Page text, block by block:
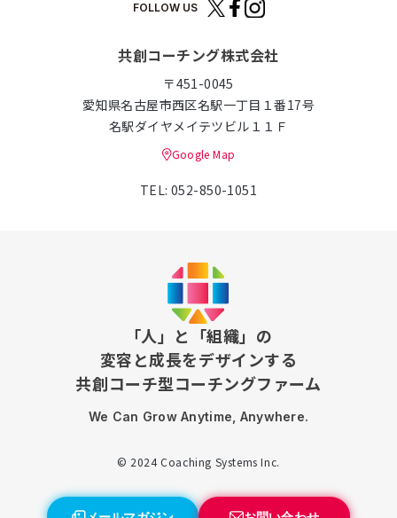
FOLLOW US
共創コーチング株式会社
〒451-0045
愛知県名古屋市西区名駅一丁目１番17号
名駅ダイヤメイテツビル１１Ｆ
Google Map
TEL: 052-850-1051
「人」と「組織」の
変容と成長をデザインする
共創コーチ型コーチングファーム
We Can Grow Anytime, Anywhere.
© 2024 Coaching Systems Inc.